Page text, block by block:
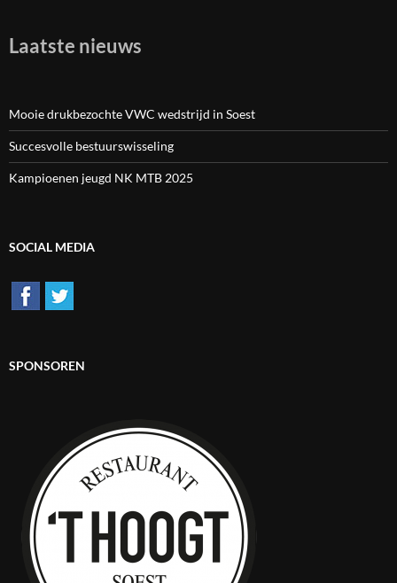
Laatste nieuws
Mooie drukbezochte VWC wedstrijd in Soest
Succesvolle bestuurswisseling
Kampioenen jeugd NK MTB 2025
SOCIAL MEDIA
SPONSOREN